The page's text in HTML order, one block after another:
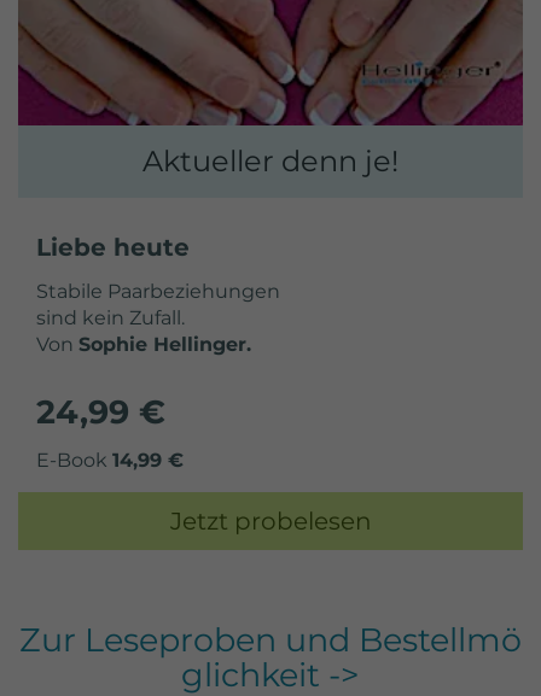
Aktueller denn je!
Liebe heute
Stabile Paarbeziehungen
sind kein Zufall.
Von Sophie Hellinger.
24,99 €
E-Book 14,99 €
Jetzt probelesen
Zur Leseproben und Bestellmö
glichkeit ->